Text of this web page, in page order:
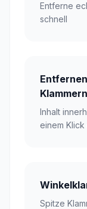
Entferne
schnell
Inhalt
einem
Spitze